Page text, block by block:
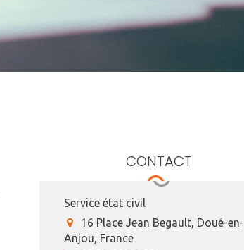
CONTACT
Service état civil
16 Place Jean Begault, Doué-en-
Anjou, France